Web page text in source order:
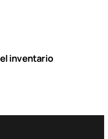
inventario